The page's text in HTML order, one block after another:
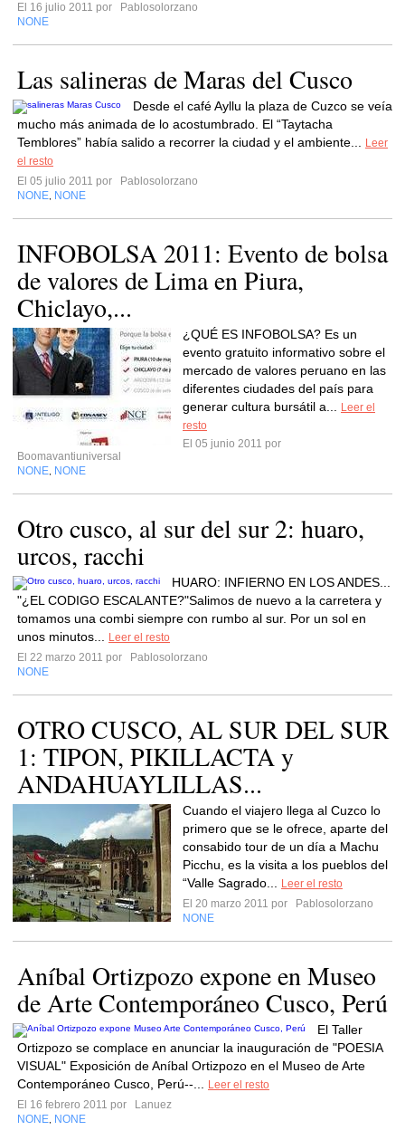
El 16 julio 2011 por
Pablosolorzano
NONE
Las salineras de Maras del Cusco
Desde el café Ayllu la plaza de Cuzco se veía
mucho más animada de lo acostumbrado. El “Taytacha
Temblores” había salido a recorrer la ciudad y el ambiente...
Leer
el resto
El 05 julio 2011 por
Pablosolorzano
NONE NONE
INFOBOLSA 2011: Evento de bolsa
de valores de Lima en Piura,
Chiclayo,...
¿QUÉ ES INFOBOLSA? Es un
evento gratuito informativo sobre el
mercado de valores peruano en las
diferentes ciudades del país para
generar cultura bursátil a...
Leer el
resto
El 05 junio 2011 por
Boomavantiuniversal
NONE NONE
Otro cusco, al sur del sur 2: huaro,
urcos, racchi
HUARO: INFIERNO EN LOS ANDES...
"¿EL CODIGO ESCALANTE?"Salimos de nuevo a la carretera y
tomamos una combi siempre con rumbo al sur. Por un sol en
unos minutos...
Leer el resto
El 22 marzo 2011 por
Pablosolorzano
NONE
OTRO CUSCO, AL SUR DEL SUR
1: TIPON, PIKILLACTA y
ANDAHUAYLILLAS...
Cuando el viajero llega al Cuzco lo
primero que se le ofrece, aparte del
consabido tour de un día a Machu
Picchu, es la visita a los pueblos del
“Valle Sagrado...
Leer el resto
El 20 marzo 2011 por
Pablosolorzano
NONE
Aníbal Ortizpozo expone en Museo
de Arte Contemporáneo Cusco, Perú
El Taller
Ortizpozo se complace en anunciar la inauguración de "POESIA
VISUAL" Exposición de Aníbal Ortizpozo en el Museo de Arte
Contemporáneo Cusco, Perú--...
Leer el resto
El 16 febrero 2011 por
Lanuez
NONE NONE